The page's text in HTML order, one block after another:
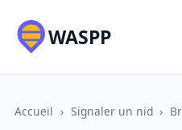
WASPP
Accueil › Signaler un nid ›